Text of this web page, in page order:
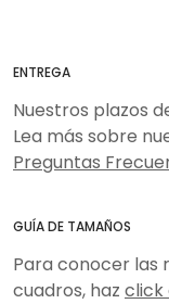
ENTREGA
Nuestros plazos
Lea más sobre
Preguntas
GUÍA DE TAMAÑOS
Para conocer las
cuadros, haz click